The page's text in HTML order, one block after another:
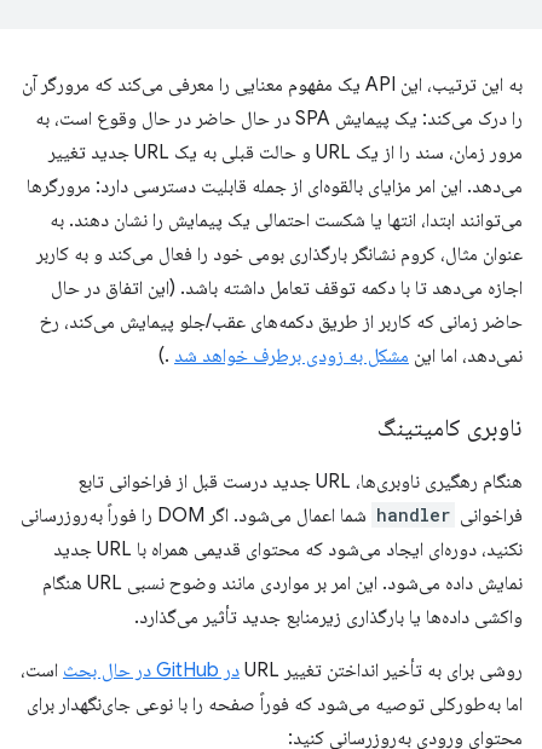
به این ترتیب، این API یک مفهوم معنایی را معرفی می‌کند که مرورگر آن
را درک می‌کند: یک پیمایش SPA در حال حاضر در حال وقوع است، به
مرور زمان، سند را از یک URL و حالت قبلی به یک URL جدید تغییر
می‌دهد. این امر مزایای بالقوه‌ای از جمله قابلیت دسترسی دارد: مرورگرها
می‌توانند ابتدا، انتها یا شکست احتمالی یک پیمایش را نشان دهند. به
عنوان مثال، کروم نشانگر بارگذاری بومی خود را فعال می‌کند و به کاربر
اجازه می‌دهد تا با دکمه توقف تعامل داشته باشد. (این اتفاق در حال
حاضر زمانی که کاربر از طریق دکمه‌های عقب/جلو پیمایش می‌کند، رخ
نمی‌دهد، اما این مشکل به زودی برطرف خواهد شد .)
ناوبری کامیتینگ
هنگام رهگیری ناوبری‌ها، URL جدید درست قبل از فراخوانی تابع
فراخوانی handler
شما اعمال می‌شود. اگر DOM را فوراً به‌روزرسانی
نکنید، دوره‌ای ایجاد می‌شود که محتوای قدیمی همراه با URL جدید
نمایش داده می‌شود. این امر بر مواردی مانند وضوح نسبی URL هنگام
واکشی داده‌ها یا بارگذاری زیرمنابع جدید تأثیر می‌گذارد.
روشی برای به تأخیر انداختن تغییر URL در GitHub در حال بحث
است،
اما به‌طورکلی توصیه می‌شود که فوراً صفحه را با نوعی جای‌نگهدار برای
محتوای ورودی به‌روزرسانی کنید: